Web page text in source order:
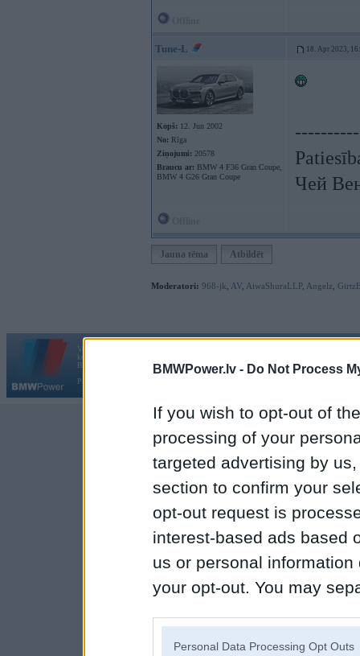
BMWPower.lv - Do Not Process
If you wish to opt-out of
processing of your
targeted advertising by
section to confirm your
opt-out request is
interest-based ads based
us or personal
your opt-out. You may
Personal Data Processing Opt Outs
Tune-L 18. Apr 2023,
Kopš: 12. Jun 2002
No: Rīga
Ziņojumi: 20578
Braucu ar: BMW 4 F36 Gran Coupe,
BMW 4 G26 Gran Coupe
Чей
Jauna tēma Atbildēt
Moderatori: 968-jk AV AiwaShuraLLP, Angelz
Vortāls BMWPower.lv darbojas
kopš 2002. gada 14. maija. Tas nav auto klubs un nav saistīts ar
BMW AG.
Par BMWPower
Galvena |